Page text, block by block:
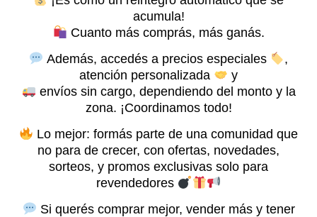
acumula!
Cuanto más comprás, más ganás.
Además, accedés a precios especiales
,
atención personalizada
y
envíos sin cargo, dependiendo del monto y la
zona. ¡Coordinamos todo!
Lo mejor: formás parte de una comunidad que
no para de crecer, con ofertas, novedades,
sorteos, y promos exclusivas solo para
revendedores
Si querés comprar mejor, vender más y tener